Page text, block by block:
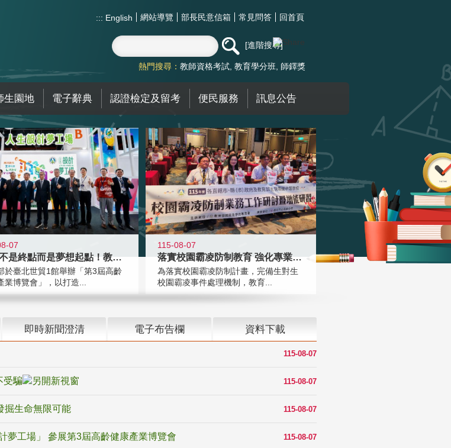
::: English 網站導覽 部長民意信箱 常見問答 回首頁
進階搜尋
熱門搜尋： 教師資格考試 教育學分班 師鐸獎
生園地 電子辭典 認證檢定及留考 便民服務 訊息公告
07
高齡不是終點而是夢想起點！教育部打
於臺北世貿1館舉辦「第3屆高齡
業博覽會」，以打造...
115-08-07
落實校園霸凌防制教育 強化專業知能
為落實校園霸凌防制計畫，完備生對生
校園霸凌事件處理機制，教育...
即時新聞澄清 電子布告欄 資料下載
115-08-07
115-08-07
受騙
115-08-07
掘生命無限可能
115-08-07
夢工場」 參展第3屆高齡健康產業博覽會